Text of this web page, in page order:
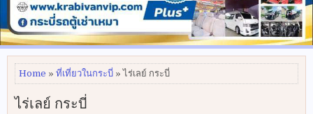
Home » ที่เที่ยวในกระบี่ » ไร่เลย์ กระบี่
ไร่เลย์ กระบี่